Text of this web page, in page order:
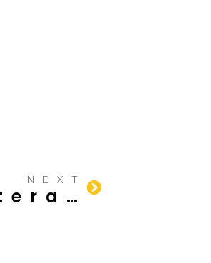
NEXT
Apa Penyebab Plesteran Dinding Retak?